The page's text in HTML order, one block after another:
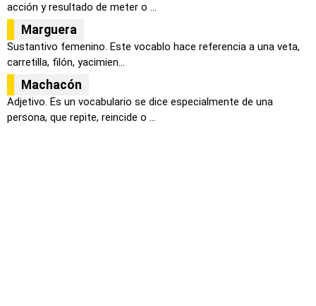
acción y resultado de meter o ...
Marguera
Sustantivo femenino. Este vocablo hace referencia a una veta,
carretilla, filón, yacimien...
Machacón
Adjetivo. Es un vocabulario se dice especialmente de una
persona, que repite, reincide o ...